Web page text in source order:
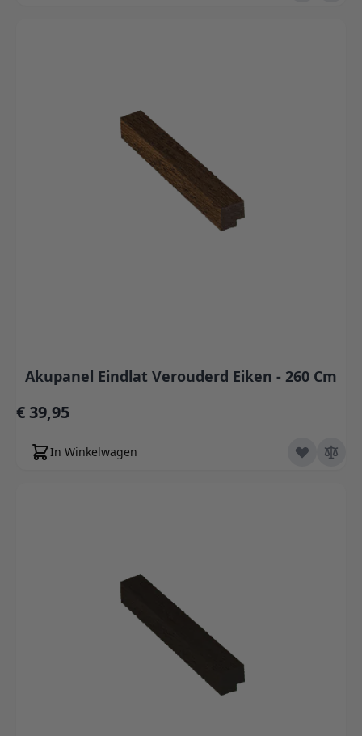
Akupanel Eindlat Verouderd Eiken - 260 Cm
€ 39,95
In Winkelwagen